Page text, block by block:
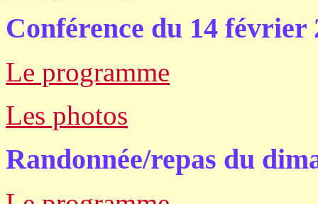
Conférence du 14 février
Le programme
Les photos
Randonnée/repas du